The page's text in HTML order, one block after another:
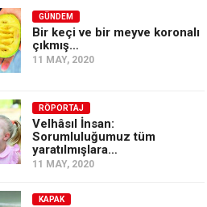
GÜNDEM
Bir keçi ve bir meyve koronalı
çıkmış…
11 MAY, 2020
RÖPORTAJ
Velhâsıl İnsan:
Sorumluluğumuz tüm
yaratılmışlara…
11 MAY, 2020
KAPAK